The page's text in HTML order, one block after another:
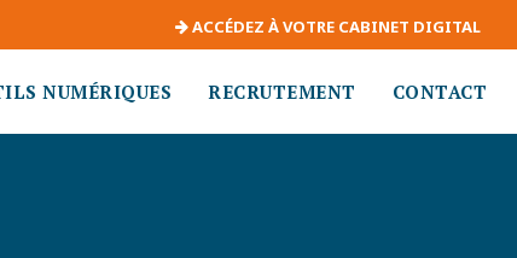
ACCÉDEZ À VOTRE CABINET DIGITAL
NUMÉRIQUES RECRUTEMENT CONTACT